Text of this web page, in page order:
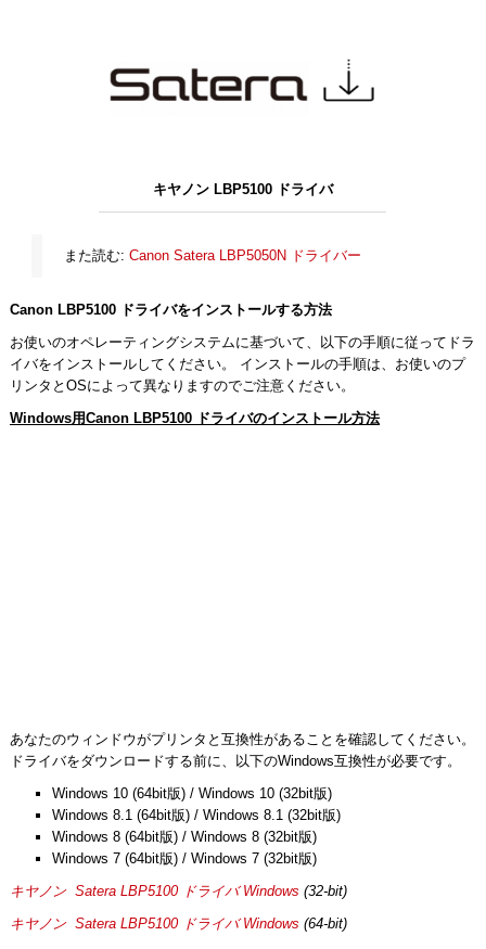
キヤノン LBP5100 ドライバ
また読む: Canon Satera LBP5050N ドライバー
Canon LBP5100 ドライバをインストールする方法
お使いのオペレーティングシステムに基づいて、以下の手順に従ってドラ
イバをインストールしてください。 インストールの手順は、お使いのプ
リンタとOSによって異なりますのでご注意ください。
Windows用Canon LBP5100 ドライバのインストール方法
あなたのウィンドウがプリンタと互換性があることを確認してください。
ドライバをダウンロードする前に、以下のWindows互換性が必要です。
Windows 10 (64bit版) / Windows 10 (32bit版)
Windows 8.1 (64bit版) / Windows 8.1 (32bit版)
Windows 8 (64bit版) / Windows 8 (32bit版)
Windows 7 (64bit版) / Windows 7 (32bit版)
キヤノン Satera LBP5100 ドライバ Windows (32-bit)
キヤノン Satera LBP5100 ドライバ Windows (64-bit)